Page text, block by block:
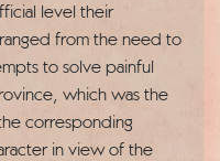
level their
from the need to
to solve painful
which was the
corresponding
in view of the